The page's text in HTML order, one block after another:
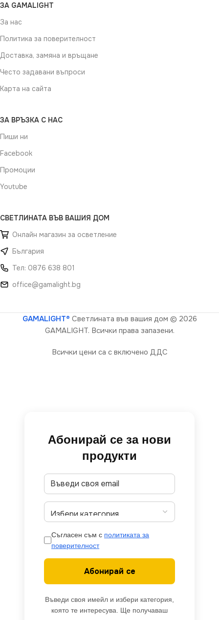
ЗА GAMALIGHT
За нас
Политика за поверителност
Доставка, замяна и връщане
Често задавани въпроси
Карта на сайта
ЗА ВРЪЗКА С НАС
Пиши ни
Facebook
Промоции
Youtube
СВЕТЛИНАТА ВЪВ ВАШИЯ ДОМ
Онлайн магазин за осветление
България
Тел: 0876 638 801
office@gamalight.bg
GAMALIGHT® Светлината във вашия дом © 2026
GAMALIGHT. Всички права запазени.
Всички цени са с включено ДДС
Абонирай се за нови
продукти
Съгласен съм с политиката за
поверителност
Абонирай се
Въведи своя имейл и избери категория,
която те интересува. Ще получаваш